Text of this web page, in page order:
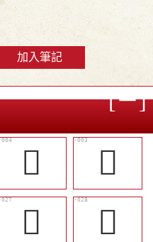
加入筆記
𠭚
𠭞
󴾉
󴾊